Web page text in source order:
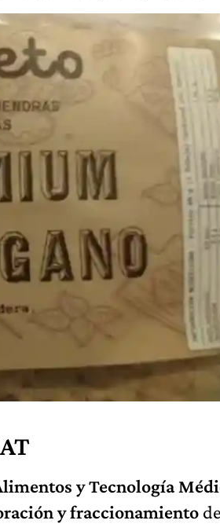
y Tecnología
y fraccionamiento